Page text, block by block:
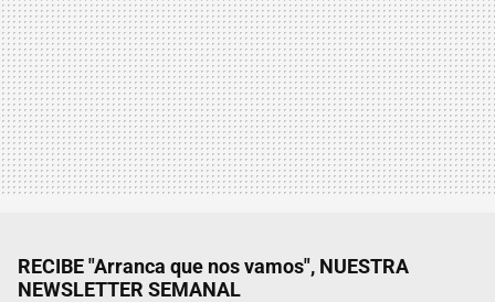
RECIBE "Arranca que nos vamos", NUESTRA
NEWSLETTER SEMANAL